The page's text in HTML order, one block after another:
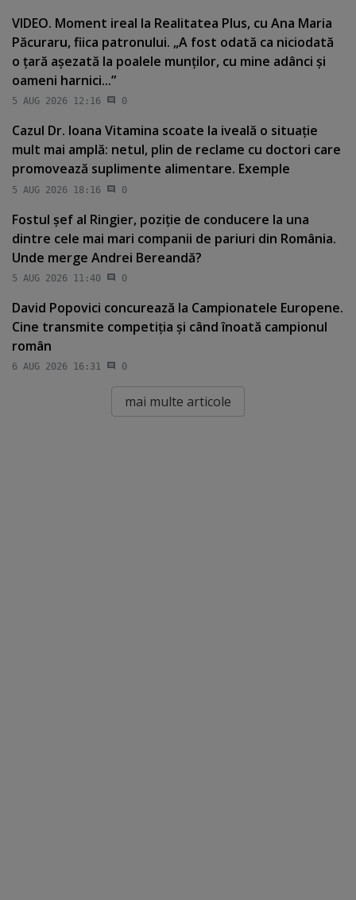
VIDEO. Moment ireal la Realitatea Plus, cu Ana Maria
Păcuraru, fiica patronului. „A fost odată ca niciodată
o ţară aşezată la poalele munţilor, cu mine adânci şi
oameni harnici...”
5 AUG 2026 12:16 0
Cazul Dr. Ioana Vitamina scoate la iveală o situaţie
mult mai amplă: netul, plin de reclame cu doctori care
promovează suplimente alimentare. Exemple
5 AUG 2026 18:16 0
Fostul şef al Ringier, poziţie de conducere la una
dintre cele mai mari companii de pariuri din România.
Unde merge Andrei Bereandă?
5 AUG 2026 11:40 0
David Popovici concurează la Campionatele Europene.
Cine transmite competiţia şi când înoată campionul
român
6 AUG 2026 16:31 0
mai multe articole